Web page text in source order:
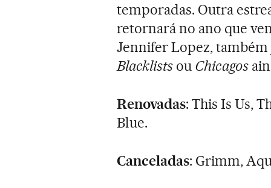
temporadas. Outra
retornará no ano que
Jennifer Lopez, também
Blacklists ou Chicagos
Renovadas: This Is Us,
Blue.
Canceladas: Grimm,